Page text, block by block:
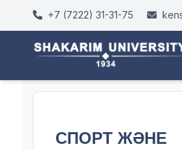
+7 (7222) 31-31-75
СПОРТ ЖӘНЕ